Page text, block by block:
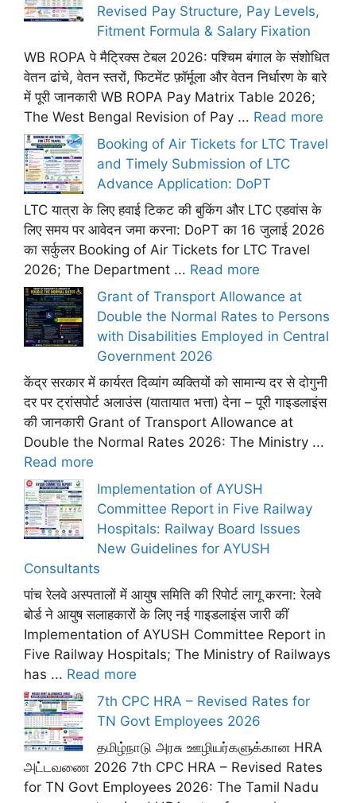
Revised Pay Structure, Pay Levels,
Fitment Formula & Salary Fixation
WB ROPA पे मैट्रिक्स टेबल 2026: पश्चिम बंगाल के संशोधित
वेतन ढांचे, वेतन स्तरों, फिटमेंट फ़ॉर्मूला और वेतन निर्धारण के बारे
में पूरी जानकारी WB ROPA Pay Matrix Table 2026;
The West Bengal Revision of Pay ... Read more
Booking of Air Tickets for LTC Travel
and Timely Submission of LTC
Advance Application: DoPT
LTC यात्रा के लिए हवाई टिकट की बुकिंग और LTC एडवांस के
लिए समय पर आवेदन जमा करना: DoPT का 16 जुलाई 2026
का सर्कुलर Booking of Air Tickets for LTC Travel
2026; The Department ... Read more
Grant of Transport Allowance at
Double the Normal Rates to Persons
with Disabilities Employed in Central
Government 2026
केंद्र सरकार में कार्यरत दिव्यांग व्यक्तियों को सामान्य दर से दोगुनी
दर पर ट्रांसपोर्ट अलाउंस (यातायात भत्ता) देना – पूरी गाइडलाइंस
की जानकारी Grant of Transport Allowance at
Double the Normal Rates 2026: The Ministry ...
Read more
Implementation of AYUSH
Committee Report in Five Railway
Hospitals: Railway Board Issues
New Guidelines for AYUSH
Consultants
पांच रेलवे अस्पतालों में आयुष समिति की रिपोर्ट लागू करना: रेलवे
बोर्ड ने आयुष सलाहकारों के लिए नई गाइडलाइंस जारी कीं
Implementation of AYUSH Committee Report in
Five Railway Hospitals; The Ministry of Railways
has ... Read more
7th CPC HRA – Revised Rates for
TN Govt Employees 2026
தமிழ்நாடு அரசு ஊழியர்களுக்கான HRA
அட்டவணை 2026 7th CPC HRA – Revised Rates
for TN Govt Employees 2026: The Tamil Nadu